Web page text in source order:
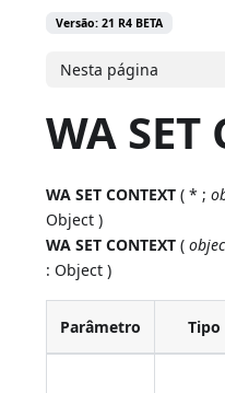
Versão: 21 R4 BETA
Nesta página
WA SET
WA SET CONTEXT ( * ;
Object )
WA SET CONTEXT (
: Object )
Parâmetro Tipo